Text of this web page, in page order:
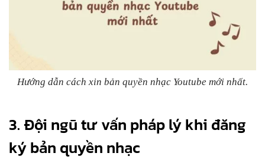
Hướng dẫn cách xin bản quyền nhạc Youtube mới nhất.
3. Đội ngũ tư vấn pháp lý khi đăng
ký bản quyền nhạc